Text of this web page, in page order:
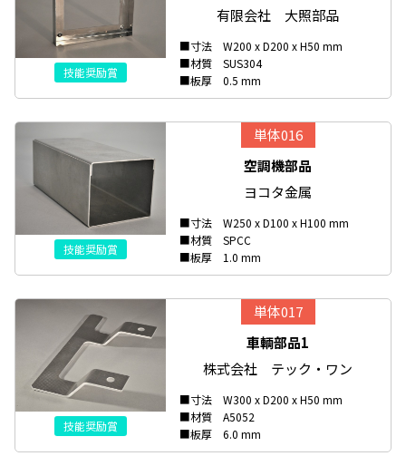
技能奨励賞
有限会社 大照部品
■寸法 W200 x D200 x H50 mm
■材質 SUS304
■板厚 0.5 mm
技能奨励賞
単体016
空調機部品
ヨコタ金属
■寸法 W250 x D100 x H100 mm
■材質 SPCC
■板厚 1.0 mm
技能奨励賞
単体017
車輌部品1
株式会社 テック・ワン
■寸法 W300 x D200 x H50 mm
■材質 A5052
■板厚 6.0 mm